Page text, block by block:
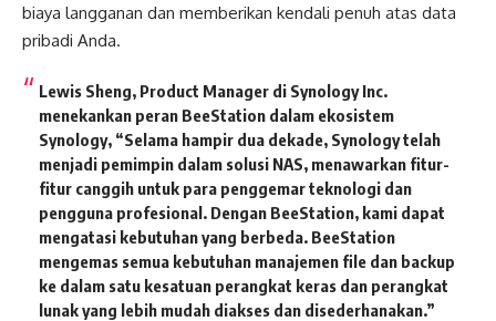
biaya langganan dan memberikan kendali penuh atas data
pribadi Anda.
Lewis Sheng, Product Manager di Synology Inc.
menekankan peran BeeStation dalam ekosistem
Synology, “Selama hampir dua dekade, Synology telah
menjadi pemimpin dalam solusi NAS, menawarkan fitur-
fitur canggih untuk para penggemar teknologi dan
pengguna profesional. Dengan BeeStation, kami dapat
mengatasi kebutuhan yang berbeda. BeeStation
mengemas semua kebutuhan manajemen file dan backup
ke dalam satu kesatuan perangkat keras dan perangkat
lunak yang lebih mudah diakses dan disederhanakan.”